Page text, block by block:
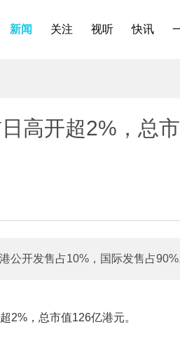
新闻 关注 视听 快讯
高开超2%，总
公开发售占10%，国际发售占90%
2%，总市值126亿港元。